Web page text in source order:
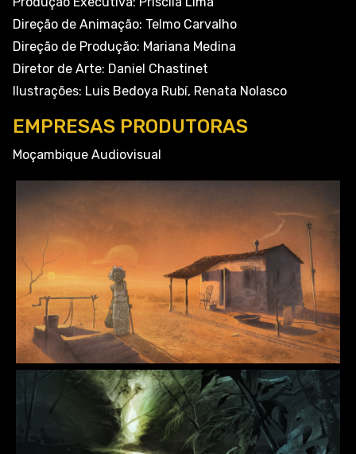
Direção de Animação: Telmo Carvalho
Direção de Produção: Mariana Medina
Diretor de Arte: Daniel Chastinet
Ilustrações: Luis Bedoya Rubí, Renata Nolasco
EMPRESAS PRODUTORAS
Moçambique Audiovisual